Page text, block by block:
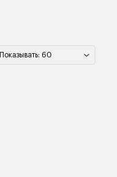
Показывать: 60